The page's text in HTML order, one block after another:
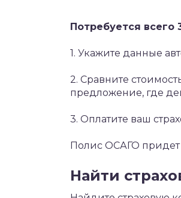
Потребуется всего
1. Укажите данные
2. Сравните
предложение, где
3. Оплатите ваш
Полис ОСАГО придет
Найти